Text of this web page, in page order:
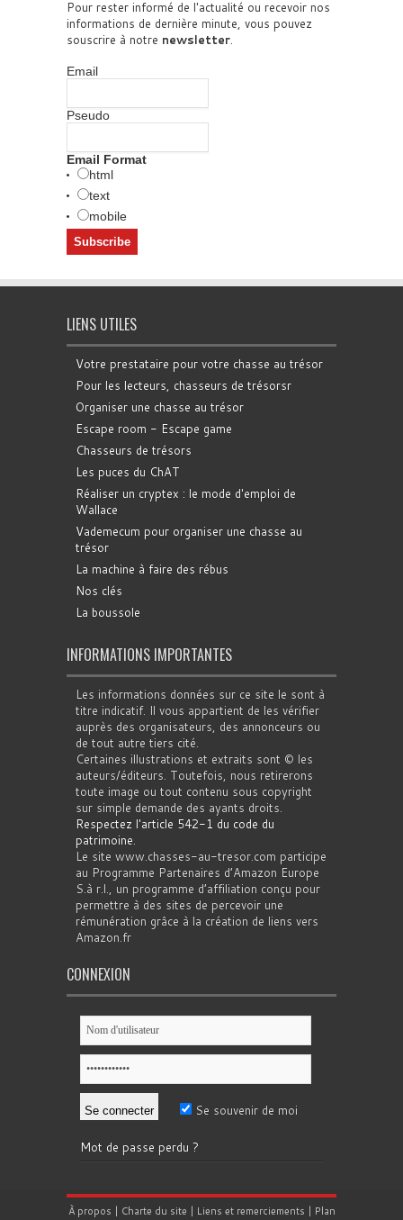
Pour rester informé de l'actualité ou recevoir nos
informations de dernière minute, vous pouvez
souscrire à notre newsletter
Email
Pseudo
Email Format
html
text
mobile
LIENS UTILES
Votre prestataire pour votre chasse au trésor
Pour les lecteurs, chasseurs de trésorsr
Organiser une chasse au trésor
Escape room - Escape game
Chasseurs de trésors
Les puces du ChAT
Réaliser un cryptex : le mode d'emploi de
Wallace
Vademecum pour organiser une chasse au
trésor
La machine à faire des rébus
Nos clés
La boussole
INFORMATIONS IMPORTANTES
Les informations données sur ce site le sont à
titre indicatif. Il vous appartient de les vérifier
auprès des organisateurs, des annonceurs ou
de tout autre tiers cité.
Certaines illustrations et extraits sont © les
auteurs/éditeurs. Toutefois, nous retirerons
toute image ou tout contenu sous copyright
sur simple demande des ayants droits.
Respectez l'article 542-1 du code du
patrimoine
Le site www.chasses-au-tresor.com participe
au Programme Partenaires d’Amazon Europe
S.à r.l., un programme d’affiliation conçu pour
permettre à des sites de percevoir une
rémunération grâce à la création de liens vers
Amazon.fr
CONNEXION
Se souvenir de moi
Mot de passe perdu ?
À propos | Charte du site | Liens et remerciements | Plan